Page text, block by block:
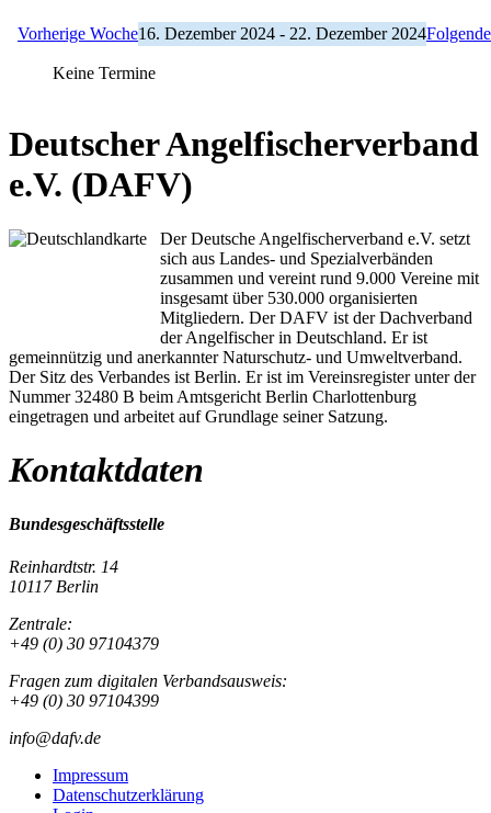
Vorherige Woche16. Dezember 2024 - 22. Dezember 2024
Keine Termine
Deutscher Angelfischerverband
e.V. (DAFV)
Der Deutsche Angelfischerverband e.V. setzt
sich aus Landes- und Spezialverbänden
zusammen und vereint rund 9.000 Vereine mit
insgesamt über 530.000 organisierten
Mitgliedern. Der DAFV ist der Dachverband
der Angelfischer in Deutschland. Er ist
gemeinnützig und anerkannter Naturschutz- und Umweltverband.
Der Sitz des Verbandes ist Berlin. Er ist im Vereinsregister unter der
Nummer 32480 B beim Amtsgericht Berlin Charlottenburg
eingetragen und arbeitet auf Grundlage seiner Satzung.
Kontaktdaten
Bundesgeschäftsstelle
Reinhardtstr. 14
10117 Berlin
Zentrale:
+49 (0) 30 97104379
Fragen zum digitalen Verbandsausweis:
+49 (0) 30 97104399
info@dafv.de
Impressum
Datenschutzerklärung